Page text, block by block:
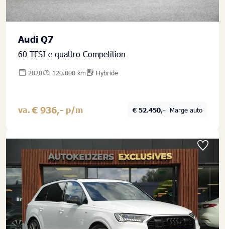
Audi Q7
60 TFSI e quattro Competition
2020 120.000 km Hybride
va. € 936,- p/m € 52.450,- Marge auto